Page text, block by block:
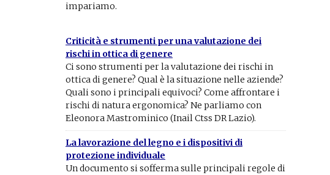
impariamo.
Criticità e strumenti per una valutazione dei
rischi in ottica di genere
Ci sono strumenti per la valutazione dei rischi in
ottica di genere? Qual è la situazione nelle aziende?
Quali sono i principali equivoci? Come affrontare i
rischi di natura ergonomica? Ne parliamo con
Eleonora Mastrominico (Inail Ctss DR Lazio).
La lavorazione del legno e i dispositivi di
protezione individuale
Un documento si sofferma sulle principali regole di